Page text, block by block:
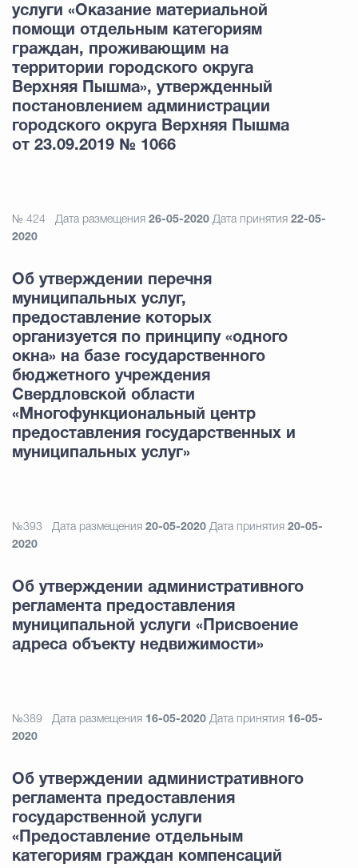
услуги «Оказание материальной
помощи отдельным категориям
граждан, проживающим на
территории городского округа
Верхняя Пышма», утвержденный
постановлением администрации
городского округа Верхняя Пышма
от 23.09.2019 № 1066
№ 424 Дата размещения 26-05-2020 Дата принятия 22-05-
2020
Об утверждении перечня
муниципальных услуг,
предоставление которых
организуется по принципу «одного
окна» на базе государственного
бюджетного учреждения
Свердловской области
«Многофункциональный центр
предоставления государственных и
муниципальных услуг»
№393 Дата размещения 20-05-2020 Дата принятия 20-05-
2020
Об утверждении административного
регламента предоставления
муниципальной услуги «Присвоение
адреса объекту недвижимости»
№389 Дата размещения 16-05-2020 Дата принятия 16-05-
2020
Об утверждении административного
регламента предоставления
государственной услуги
«Предоставление отдельным
категориям граждан компенсаций